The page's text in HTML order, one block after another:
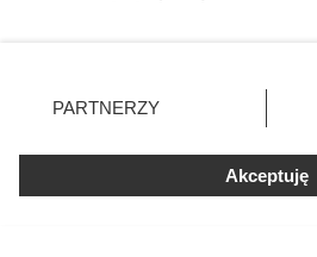
Historia polskiego władcy
zmienić/wycofać klikając przycisk
znajdujący się w lewym dolnym
użytkownika, ale masz prawo
przetwarzaniu. Preferencje będą
PARTNERZY
Akceptuję